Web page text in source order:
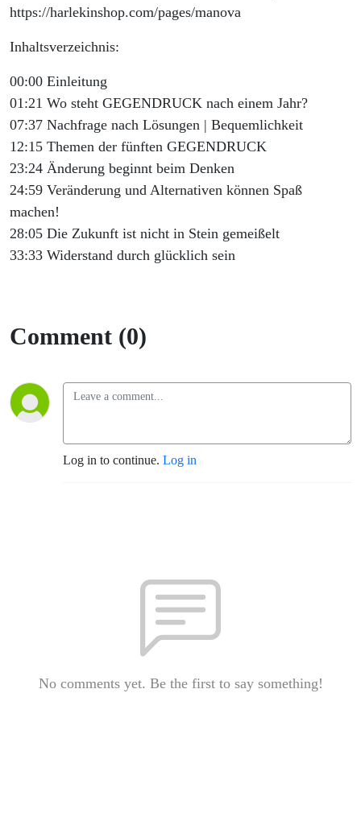
https://harlekinshop.com/pages/manova
Inhaltsverzeichnis:
00:00 Einleitung
01:21 Wo steht GEGENDRUCK nach einem Jahr?
07:37 Nachfrage nach Lösungen | Bequemlichkeit
12:15 Themen der fünften GEGENDRUCK
23:24 Änderung beginnt beim Denken
24:59 Veränderung und Alternativen können Spaß
machen!
28:05 Die Zukunft ist nicht in Stein gemeißelt
33:33 Widerstand durch glücklich sein
Comment (0)
Log in to continue. Log in
No comments yet. Be the first to say something!